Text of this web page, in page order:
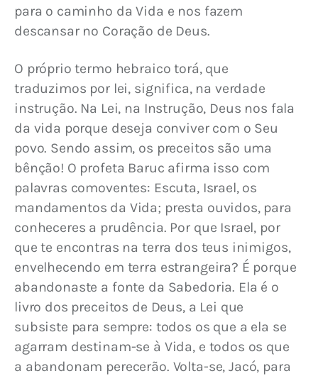
para o caminho da Vida e nos fazem
descansar no Coração de Deus.
O próprio termo hebraico torá, que
traduzimos por lei, significa, na verdade
instrução. Na Lei, na Instrução, Deus nos fala
da vida porque deseja conviver com o Seu
povo. Sendo assim, os preceitos são uma
bênção! O profeta Baruc afirma isso com
palavras comoventes: Escuta, Israel, os
mandamentos da Vida; presta ouvidos, para
conheceres a prudência. Por que Israel, por
que te encontras na terra dos teus inimigos,
envelhecendo em terra estrangeira? É porque
abandonaste a fonte da Sabedoria. Ela é o
livro dos preceitos de Deus, a Lei que
subsiste para sempre: todos os que a ela se
agarram destinam-se à Vida, e todos os que
a abandonam perecerão. Volta-se, Jacó, para